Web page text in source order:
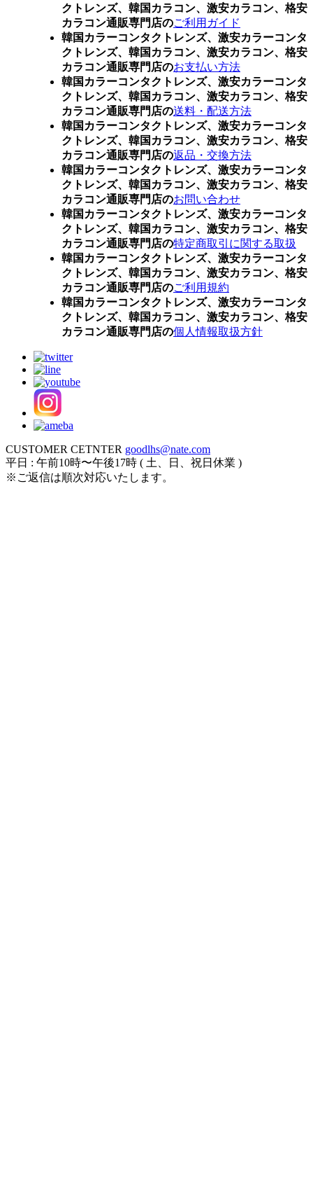
クトレンズ、韓国カラコン、激安カラコン、格安
カラコン通販専門店のご利用ガイド
韓国カラーコンタクトレンズ、激安カラーコンタ
クトレンズ、韓国カラコン、激安カラコン、格安
カラコン通販専門店のお支払い方法
韓国カラーコンタクトレンズ、激安カラーコンタ
クトレンズ、韓国カラコン、激安カラコン、格安
カラコン通販専門店の送料・配送方法
韓国カラーコンタクトレンズ、激安カラーコンタ
クトレンズ、韓国カラコン、激安カラコン、格安
カラコン通販専門店の返品・交換方法
韓国カラーコンタクトレンズ、激安カラーコンタ
クトレンズ、韓国カラコン、激安カラコン、格安
カラコン通販専門店のお問い合わせ
韓国カラーコンタクトレンズ、激安カラーコンタ
クトレンズ、韓国カラコン、激安カラコン、格安
カラコン通販専門店の特定商取引に関する取扱
韓国カラーコンタクトレンズ、激安カラーコンタ
クトレンズ、韓国カラコン、激安カラコン、格安
カラコン通販専門店のご利用規約
韓国カラーコンタクトレンズ、激安カラーコンタ
クトレンズ、韓国カラコン、激安カラコン、格安
カラコン通販専門店の個人情報取扱方針
CUSTOMER CETNTER goodlhs@nate.com
平日 : 午前10時〜午後17時 ( 土、日、祝日休業 )
※ご返信は順次対応いたします。